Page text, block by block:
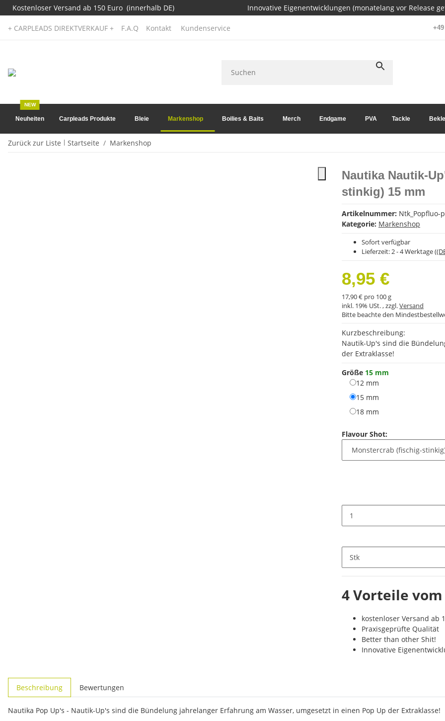
Kostenloser Versand ab 150 Euro (innerhalb DE) Innovative Eigenentwicklungen (monatelang vor Release
+ CARPLEADS DIREKTVERKAUF + F.A.Q Kontakt Kundenservice
Neuheiten
NEW
Carpleads Produkte Bleie Markenshop Boilies & Baits Merch Endgame PVA Tackle
Zurück zur Liste Startseite Markenshop
Nautika Nautik-
stinkig) 15 mm
Artikelnummer: Ntk_Popfluo-
Kategorie: Markenshop
Sofort verfügbar
Lieferzeit: 2 - 4 Werktage
8,95 €
17,90 € pro 100 g
inkl. 19% USt. , zzgl.Versand
Bitte beachte den
Kurzbeschreibung:
Nautik-Up's sind die
der Extraklasse!
Größe 15 mm
12 mm
15 mm
18 mm
Flavour Shot:
Stk
4 Vorteile
kostenloser Versand ab
Praxisgeprüfte Qualität
Better than other Shit!
Innovative
Beschreibung Bewertungen
Nautika Pop Up's - Nautik-Up's sind die Bündelung jahrelanger Erfahrung am Wasser, umgesetzt in einen Pop Up der Extraklasse!